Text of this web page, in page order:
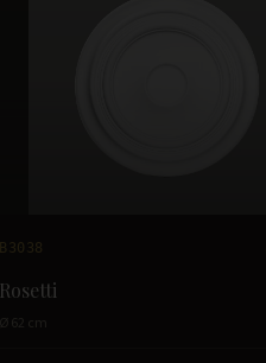
B3038
Rosetti
Ø 62 cm